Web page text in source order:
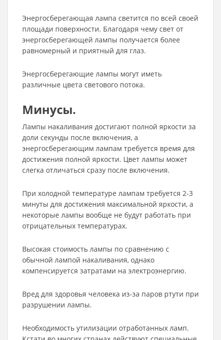
Энергосберегающая лампа светится по всей своей
площади поверхности. Благодаря чему свет от
энергосберегающей лампы получается более
равномерный и приятный для глаз.
Энергосберегающие лампы могут иметь
различные цвета светового потока.
Минусы.
Лампы накаливания достигают полной яркости за
доли секунды после включения, а
энергосберегающим лампам требуется время для
достижения полной яркости. Цвет лампы может
слегка отличаться сразу после включения.
При холодной температуре лампам требуется 2-3
минуты для достижения максимальной яркости, а
некоторые лампы вообще не будут работать при
отрицательных температурах.
Высокая стоимость лампы по сравнению с
обычной лампой накаливания, однако
компенсируется затратами на электроэнергию.
Вред для здоровья человека из-за паров ртути при
разрушении лампы.
Необходимость утилизации отработанных ламп.